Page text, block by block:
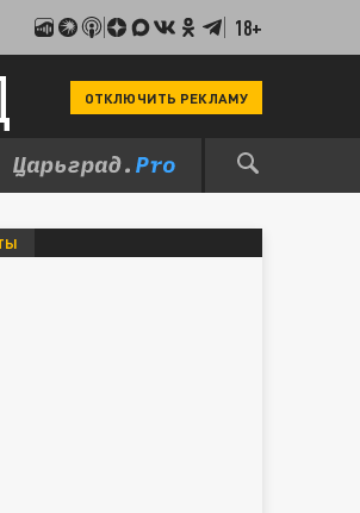
18+
ОТКЛЮЧИТЬ РЕКЛАМУ